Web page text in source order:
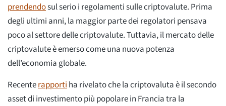
prendendosul serio i regolamenti sulle criptovalute. Prima
degli ultimi anni, la maggior parte dei regolatori pensava
poco al settore delle criptovalute. Tuttavia, il mercato delle
criptovalute è emerso come una nuova potenza
dell’economia globale.
Recenterapportiha rivelato che la criptovaluta è il secondo
asset di investimento più popolare in Francia tra la